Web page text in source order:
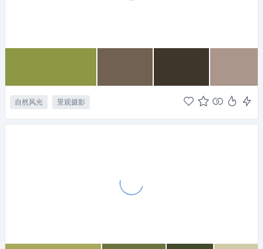
自然风光 景观摄影